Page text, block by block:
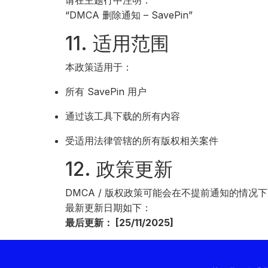
“DMCA 删除通知 – SavePin”
11. 适用范围
本政策适用于：
所有 SavePin 用户
通过该工具下载的所有内容
受适用法律管辖的所有版权相关案件
12. 政策更新
DMCA / 版权政策可能会在不提前通知的情况
最新更新日期如下：
最后更新： [25/11/2025]